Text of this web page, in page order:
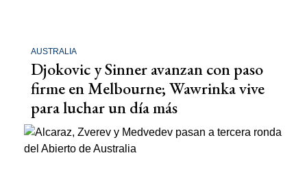
AUSTRALIA
Djokovic y Sinner avanzan con paso
firme en Melbourne; Wawrinka vive
para luchar un día más